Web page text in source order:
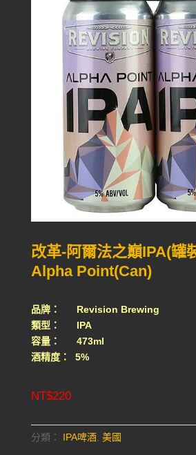
改革-阿爾法之巔IPA(罐
Alpha Point(Can)
品牌： Revision Brewing
類型： IPA
容量： 473ml
酒精度： 5%
NT$220
分類： IPA啤酒, 美國